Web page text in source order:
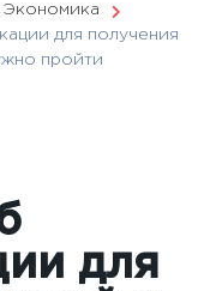
Экономика
для получения
пройти
для